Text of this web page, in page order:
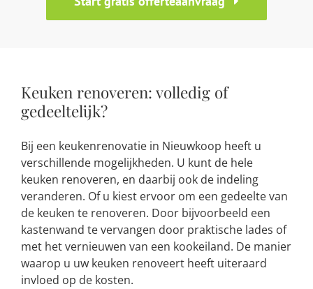
Keuken renoveren: volledig of
gedeeltelijk?
Bij een keukenrenovatie in Nieuwkoop heeft u
verschillende mogelijkheden. U kunt de hele
keuken renoveren, en daarbij ook de indeling
veranderen. Of u kiest ervoor om een gedeelte van
de keuken te renoveren. Door bijvoorbeeld een
kastenwand te vervangen door praktische lades of
met het vernieuwen van een kookeiland. De manier
waarop u uw keuken renoveert heeft uiteraard
invloed op de kosten.